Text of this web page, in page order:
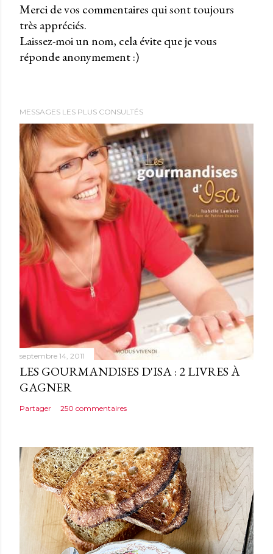
P
u
b
r
u
n
c
o
m
m
e
n
t
i
r
e
Merci de vos commentaires qui sont toujours
très appréciés.
Laissez-moi un nom, cela évite que je vous
réponde anonymement :)
MESSAGES LES PLUS CONSULTÉS
septembre 14, 2011
LES GOURMANDISES D'ISA : 2 LIVRES À
GAGNER
Partager 250 commentaires